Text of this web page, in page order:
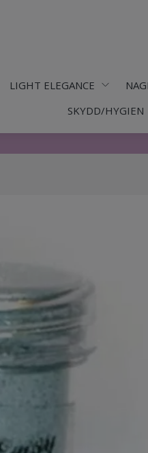
LIGHT ELEGANCE
SKYDD/HYGIEN